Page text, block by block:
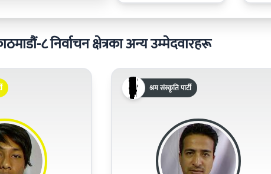
८ निर्वाचन क्षेत्रका अन्य उम्मेदवारहरू
श्रम संस्कृति पार्टी